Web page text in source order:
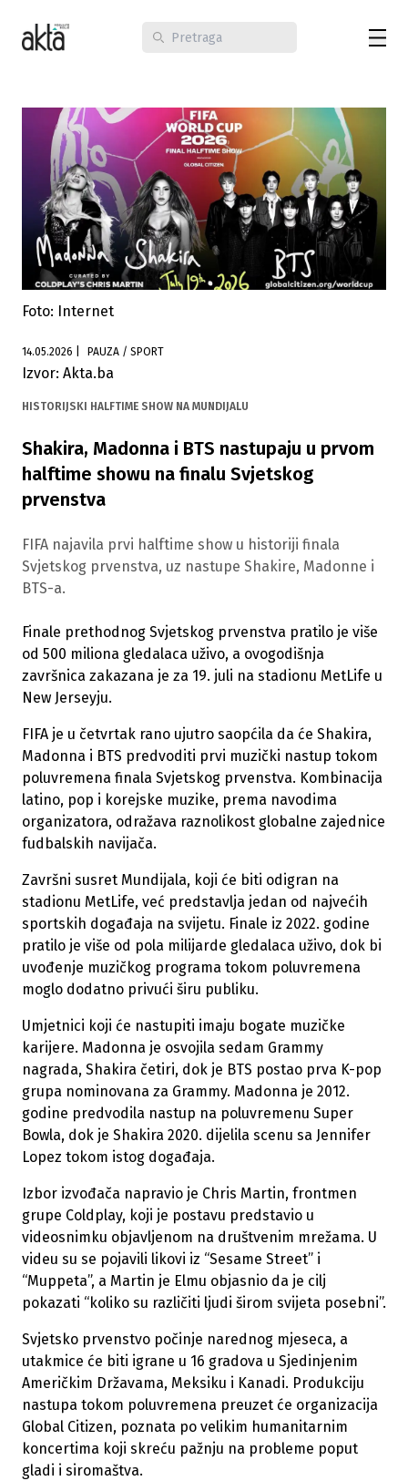
Foto: Internet
14.05.2026 PAUZA / SPORT
Izvor: Akta.ba
HISTORIJSKI HALFTIME SHOW NA MUNDIJALU
Shakira, Madonna i BTS nastupaju u prvom
halftime showu na finalu Svjetskog
prvenstva
FIFA najavila prvi halftime show u historiji finala
Svjetskog prvenstva, uz nastupe Shakire, Madonne i
BTS-a.
Finale prethodnog Svjetskog prvenstva pratilo je više
od 500 miliona gledalaca uživo, a ovogodišnja
završnica zakazana je za 19. juli na stadionu MetLife u
New Jerseyju.
FIFA je u četvrtak rano ujutro saopćila da će Shakira,
Madonna i BTS predvoditi prvi muzički nastup tokom
poluvremena finala Svjetskog prvenstva. Kombinacija
latino, pop i korejske muzike, prema navodima
organizatora, odražava raznolikost globalne zajednice
fudbalskih navijača.
Završni susret Mundijala, koji će biti odigran na
stadionu MetLife, već predstavlja jedan od najvećih
sportskih događaja na svijetu. Finale iz 2022. godine
pratilo je više od pola milijarde gledalaca uživo, dok bi
uvođenje muzičkog programa tokom poluvremena
moglo dodatno privući širu publiku.
Umjetnici koji će nastupiti imaju bogate muzičke
karijere. Madonna je osvojila sedam Grammy
nagrada, Shakira četiri, dok je BTS postao prva K-pop
grupa nominovana za Grammy. Madonna je 2012.
godine predvodila nastup na poluvremenu Super
Bowla, dok je Shakira 2020. dijelila scenu sa Jennifer
Lopez tokom istog događaja.
Izbor izvođača napravio je Chris Martin, frontmen
grupe Coldplay, koji je postavu predstavio u
videosnimku objavljenom na društvenim mrežama. U
videu su se pojavili likovi iz “Sesame Street” i
“Muppeta”, a Martin je Elmu objasnio da je cilj
pokazati “koliko su različiti ljudi širom svijeta posebni”.
Svjetsko prvenstvo počinje narednog mjeseca, a
utakmice će biti igrane u 16 gradova u Sjedinjenim
Američkim Državama, Meksiku i Kanadi. Produkciju
nastupa tokom poluvremena preuzet će organizacija
Global Citizen, poznata po velikim humanitarnim
koncertima koji skreću pažnju na probleme poput
gladi i siromaštva.